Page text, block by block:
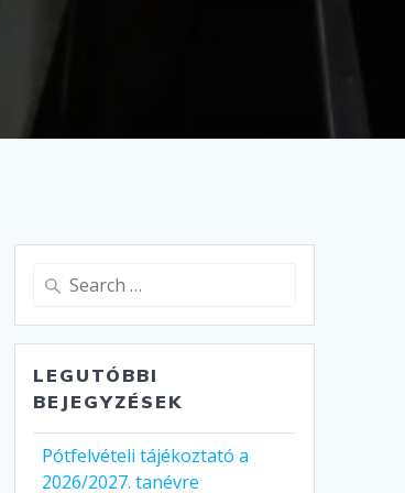
Search
LEGUTÓBBI
BEJEGYZÉSEK
Pótfelvételi tájékoztató a
2026/2027. tanévre